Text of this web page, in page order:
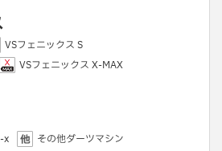
VSフェニックス S
VSフェニックス X-MAX
x
その他ダーツマシン